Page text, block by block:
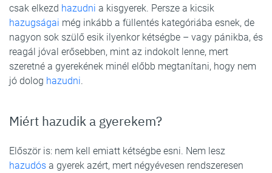
csak elkezd hazudni a kisgyerek. Persze a kicsik
hazugságai még inkább a füllentés kategóriába esnek, de
nagyon sok szülő esik ilyenkor kétségbe – vagy pánikba, és
reagál jóval erősebben, mint az indokolt lenne, mert
szeretné a gyerekének minél előbb megtanítani, hogy nem
jó dolog hazudni.
Miért hazudik a gyerekem?
Először is: nem kell emiatt kétségbe esni. Nem lesz
hazudós a gyerek azért, mert négyévesen rendszeresen